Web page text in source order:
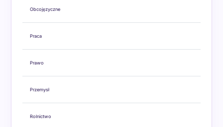
Obcojęzyczne
Praca
Prawo
Przemysł
Rolnictwo